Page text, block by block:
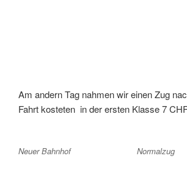
Am andern Tag nahmen wir einen Zug
Fahrt kosteten in der ersten Klasse 7
Neuer Bahnhof Normalzug